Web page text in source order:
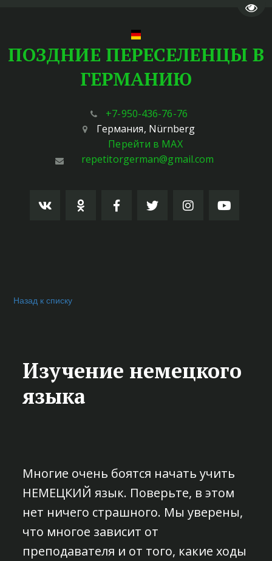
ПОЗДНИЕ ПЕРЕСЕЛЕНЦЫ В
ГЕРМАНИЮ
+7-950-436-76-76
Германия, Nürnberg
Перейти в MAX
repetitorgerman@gmail.com
Назад к списку
Изучение немецкого
языка
Многие очень боятся начать учить
НЕМЕЦКИЙ язык. Поверьте, в этом
нет ничего страшного. Мы уверены,
что многое зависит от
преподавателя и от того, какие ходы